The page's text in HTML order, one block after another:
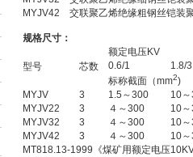
MYJV42
交联聚乙烯绝缘粗钢丝铠装
规格尺寸：
型号 芯数
额定电压KV
0.6/1
1.8/3
标称截面（mm2)
MYJV
3 1.5～300
10
MYJV22
3 ４～300
10
MYJV32
3 ４～300
10
MYJV42
3 ４～300
10
MT818.13-1999《煤矿用额定电压